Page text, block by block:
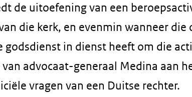
de uitoefening van een
die kerk, en evenmin wanneer
godsdienst in dienst heeft om die
van advocaat-generaal Medina aan
vragen van een Duitse rechter.